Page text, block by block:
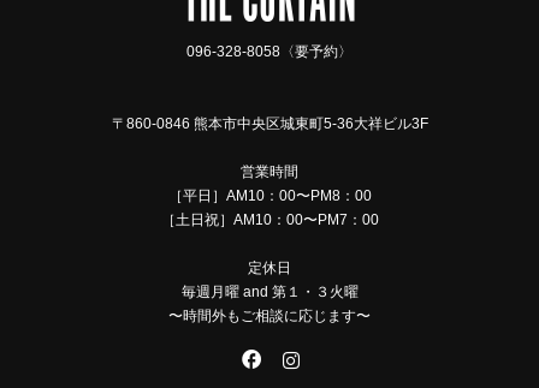
096-328-8058〈要予約〉
〒860-0846 熊本市中央区城東町5-36大祥ビル3F
営業時間
［平日］AM10：00〜PM8：00
［土日祝］AM10：00〜PM7：00
定休日
毎週月曜 and 第１・３火曜
〜時間外もご相談に応じます〜